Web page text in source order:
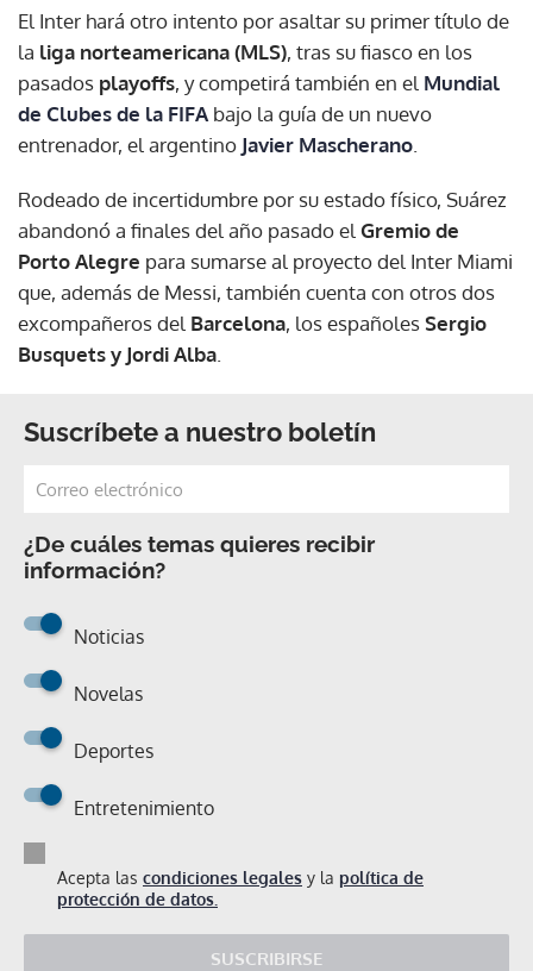
El Inter hará otro intento por asaltar su primer título de
la liga norteamericana (MLS), tras su fiasco en los
pasados playoffs, y competirá también en el Mundial
de Clubes de la FIFA bajo la guía de un nuevo
entrenador, el argentino Javier Mascherano
Rodeado de incertidumbre por su estado físico, Suárez
abandonó a finales del año pasado el Gremio de
Porto Alegre para sumarse al proyecto del Inter Miami
que, además de Messi, también cuenta con otros dos
excompañeros del Barcelona, los españolesSergio
Busquets y Jordi Alba
Suscríbete a nuestro boletín
¿De cuáles temas quieres recibir
información?
Noticias
Novelas
Deportes
Entretenimiento
Acepta las condiciones legales y la política de
protección de datos.
SUSCRIBIRSE